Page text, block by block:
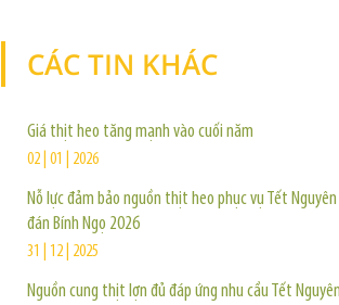
CÁC TIN KHÁC
Giá thịt heo tăng mạnh vào cuối năm
02 | 01 | 2026
Nỗ lực đảm bảo nguồn thịt heo phục vụ Tết Nguyên
đán Bính Ngọ 2026
31 | 12 | 2025
Nguồn cung thịt lợn đủ đáp ứng nhu cầu Tết Nguyên